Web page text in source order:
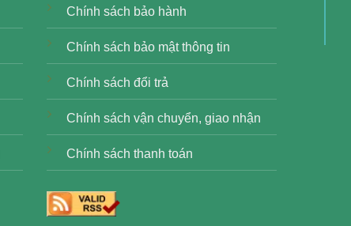
Chính sách bảo hành
Chính sách bảo mật thông tin
Chính sách đổi trả
Chính sách vận chuyển, giao nhận
Chính sách thanh toán